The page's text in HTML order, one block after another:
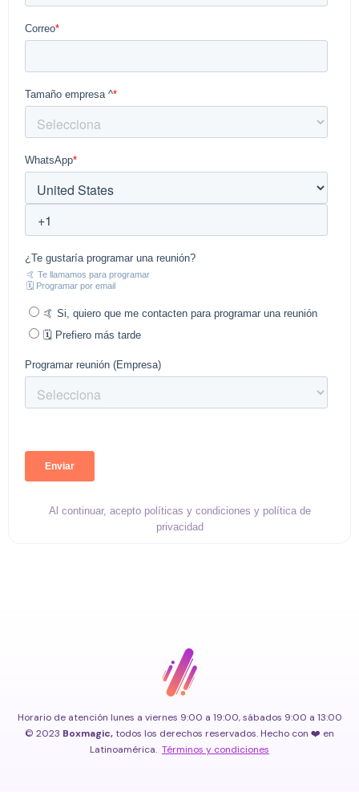
Al continuar, acepto políticas y condiciones y política de
privacidad
Horario de atención lunes a viernes 9:00 a 19:00, sábados 9:00 a 13:00
© 2023 Boxmagic,todos los derechos reservados. Hecho con ❤️ en
Latinoamérica. Términos y condiciones